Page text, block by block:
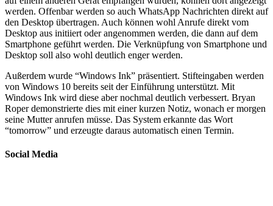
werden. Offenbar werden so auch WhatsApp Nachrichten direkt auf
den Desktop übertragen. Auch können wohl Anrufe direkt vom
Desktop aus initiiert oder angenommen werden, die dann auf dem
Smartphone geführt werden. Die Verknüpfung von Smartphone und
Desktop soll also wohl deutlich enger werden.
Außerdem wurde “Windows Ink” präsentiert. Stifteingaben werden
von Windows 10 bereits seit der Einführung unterstützt. Mit
Windows Ink wird diese aber nochmal deutlich verbessert. Bryan
Roper demonstrierte dies mit einer kurzen Notiz, wonach er morgen
seine Mutter anrufen müsse. Das System erkannte das Wort
“tomorrow” und erzeugte daraus automatisch einen Termin.
Social Media